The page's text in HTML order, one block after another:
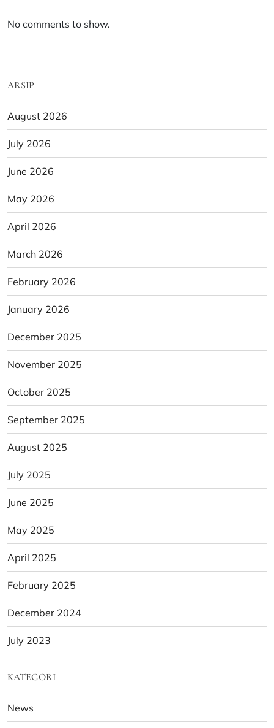
No comments to show.
ARSIP
August 2026
July 2026
June 2026
May 2026
April 2026
March 2026
February 2026
January 2026
December 2025
November 2025
October 2025
September 2025
August 2025
July 2025
June 2025
May 2025
April 2025
February 2025
December 2024
July 2023
KATEGORI
News